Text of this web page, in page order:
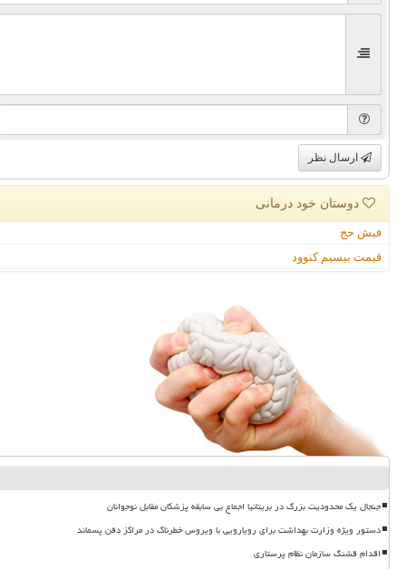
ارسال نظر
دوستان خود درمانی
فیش حج
قیمت بیسیم کنوود
جنجال یک محدودیت بزرگ در بریتانیا اجماع بی سابقه پزشکان مقابل نوجوانان
دستور ویژه وزارت بهداشت برای رویارویی با ویروس خطرناک در مراکز دفن پسماند
اقدام قشنگ سازمان نظام پرستاری